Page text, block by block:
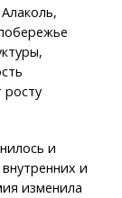
росту
и
и
изменила